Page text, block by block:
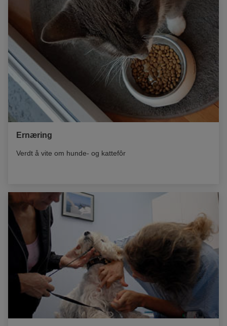
Ernæring
Verdt å vite om hunde- og kattefôr